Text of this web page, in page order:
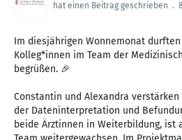
hat einen Beitrag geschrieben .
Im diesjährigen Wonnemonat
Kolleg*innen im Team der
begrüßen. 🎉
Constantin und Alexandra
der Dateninterpretation und
beide Ärztinnen in Weiterbildung, ist